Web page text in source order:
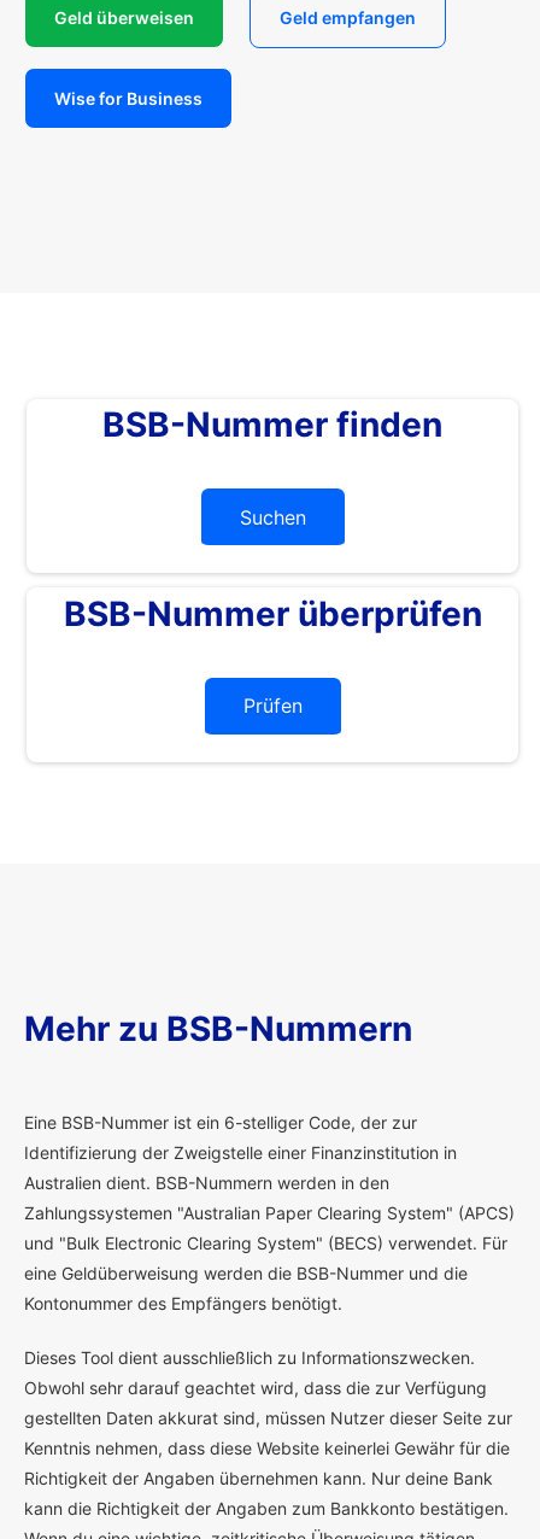
Geld überweisen Geld empfangen
Wise for Business
BSB-Nummer finden
Suchen
BSB-Nummer überprüfen
Prüfen
Mehr zu BSB-Nummern
Eine BSB-Nummer ist ein 6-stelliger Code, der zur
Identifizierung der Zweigstelle einer Finanzinstitution in
Australien dient. BSB-Nummern werden in den
Zahlungssystemen "Australian Paper Clearing System" (APCS)
und "Bulk Electronic Clearing System" (BECS) verwendet. Für
eine Geldüberweisung werden die BSB-Nummer und die
Kontonummer des Empfängers benötigt.
Dieses Tool dient ausschließlich zu Informationszwecken.
Obwohl sehr darauf geachtet wird, dass die zur Verfügung
gestellten Daten akkurat sind, müssen Nutzer dieser Seite zur
Kenntnis nehmen, dass diese Website keinerlei Gewähr für die
Richtigkeit der Angaben übernehmen kann. Nur deine Bank
kann die Richtigkeit der Angaben zum Bankkonto bestätigen.